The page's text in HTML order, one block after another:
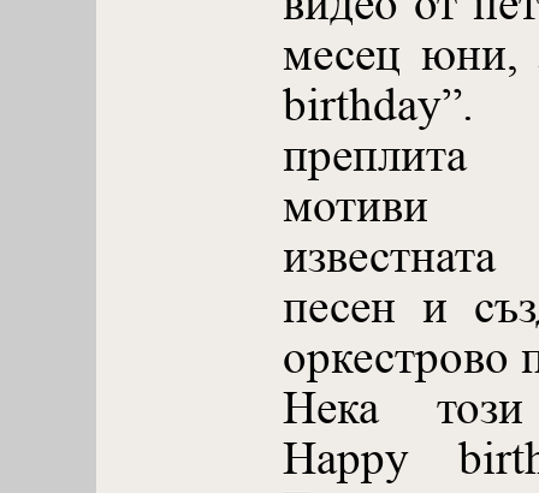
месец юни,
birthday”.
преплита
мотиви
песен и
оркестрово
Нека
Happy